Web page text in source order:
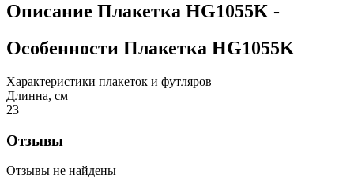
Описание Плакетка HG1055K -
Особенности Плакетка HG1055K
Характеристики плакеток и футляров
Длинна, см
23
Отзывы
Отзывы не найдены